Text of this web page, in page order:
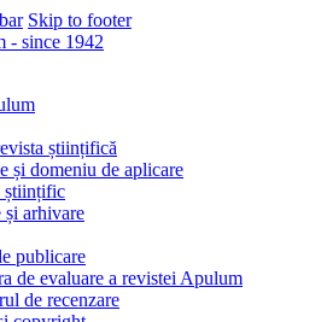
Skip to footer
științifică
și domeniu de aplicare
științific
și arhivare
publicare
de evaluare a revistei Apulum
de recenzare